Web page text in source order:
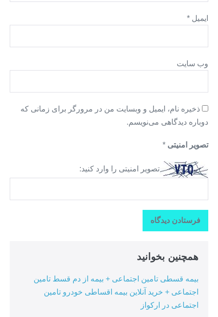
ایمیل *
وب‌ سایت
ذخیره نام، ایمیل و وبسایت من در مرورگر برای زمانی که
دوباره دیدگاهی می‌نویسم.
تصویر امنیتی *
تصویر امنیتی را وارد کنید:
همچنین بخوانید
بیمه قسطی تامین اجتماعی + بیمه از دم قسط تامین
اجتماعی + خرید آنلاین بیمه اقساطی خودرو تامین
اجتماعی در ارکواز